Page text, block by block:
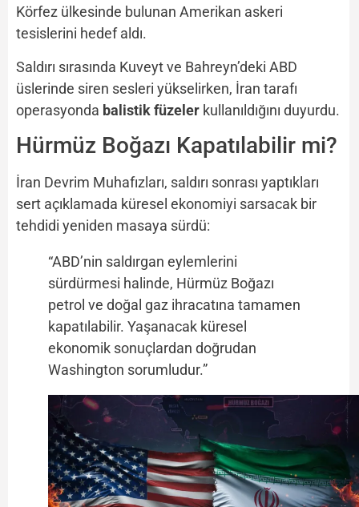
Körfez ülkesinde bulunan Amerikan askeri
tesislerini hedef aldı.
Saldırı sırasında Kuveyt ve Bahreyn’deki ABD
üslerinde siren sesleri yükselirken, İran tarafı
operasyonda balistik füzeler kullanıldığını duyurdu.
Hürmüz Boğazı Kapatılabilir mi?
İran Devrim Muhafızları, saldırı sonrası yaptıkları
sert açıklamada küresel ekonomiyi sarsacak bir
tehdidi yeniden masaya sürdü:
“ABD’nin saldırgan eylemlerini
sürdürmesi halinde, Hürmüz Boğazı
petrol ve doğal gaz ihracatına tamamen
kapatılabilir. Yaşanacak küresel
ekonomik sonuçlardan doğrudan
Washington sorumludur.”